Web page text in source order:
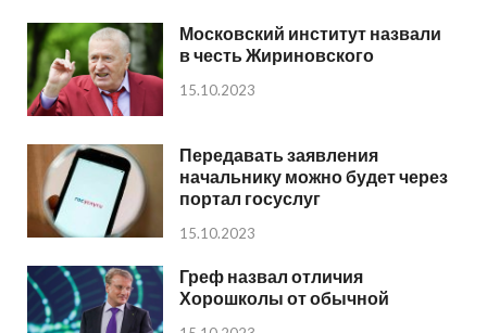
Московский институт назвали
в честь Жириновского
15.10.2023
Передавать заявления
начальнику можно будет через
портал госуслуг
15.10.2023
Греф назвал отличия
Хорошколы от обычной